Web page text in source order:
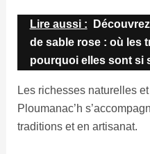
Lire aussi :
de sable rose : où les
pourquoi elles sont si
Les richesses naturelles
Ploumanac’h
traditions et en artisanat.